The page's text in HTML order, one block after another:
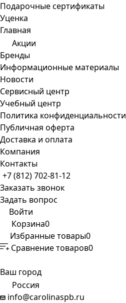
Подарочные сертификаты
Уценка
Главная
Акции
Бренды
Информационные материалы
Новости
Сервисный центр
Учебный центр
Политика конфиденциальности
Публичная оферта
Доставка и оплата
Компания
Контакты
+7 (812) 702-81-12
Заказать звонок
Задать вопрос
Войти
Корзина0
Избранные товары0
Сравнение товаров0
Ваш город
Россия
info@carolinaspb.ru